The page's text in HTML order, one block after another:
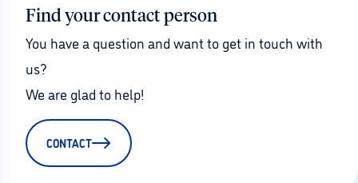
Find your contact person
You have a question and want to get in touch with
us?
We are glad to help!
CONTACT